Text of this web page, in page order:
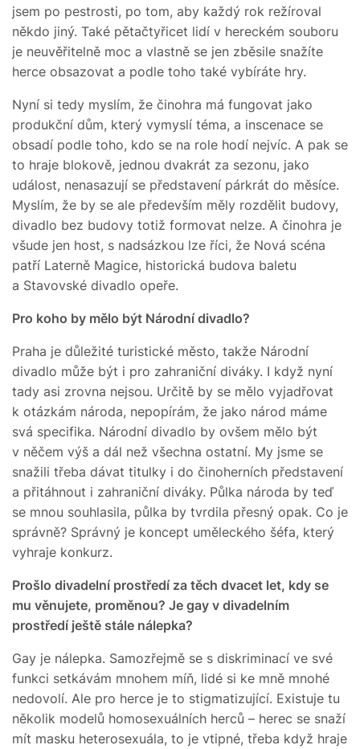
jsem po pestrosti, po tom, aby každý rok režíroval
někdo jiný. Také pětačtyřicet lidí v hereckém souboru
je neuvěřitelně moc a vlastně se jen zběsile snažíte
herce obsazovat a podle toho také vybíráte hry.
Nyní si tedy myslím, že činohra má fungovat jako
produkční dům, který vymyslí téma, a inscenace se
obsadí podle toho, kdo se na role hodí nejvíc. A pak se
to hraje blokově, jednou dvakrát za sezonu, jako
událost, nenasazují se představení párkrát do měsíce.
Myslím, že by se ale především měly rozdělit budovy,
divadlo bez budovy totiž formovat nelze. A činohra je
všude jen host, s nadsázkou lze říci, že Nová scéna
patří Laterně Magice, historická budova baletu
a Stavovské divadlo opeře.
Pro koho by mělo být Národní divadlo?
Praha je důležité turistické město, takže Národní
divadlo může být i pro zahraniční diváky. I když nyní
tady asi zrovna nejsou. Určitě by se mělo vyjadřovat
k otázkám národa, nepopírám, že jako národ máme
svá specifika. Národní divadlo by ovšem mělo být
v něčem výš a dál než všechna ostatní. My jsme se
snažili třeba dávat titulky i do činoherních představení
a přitáhnout i zahraniční diváky. Půlka národa by teď
se mnou souhlasila, půlka by tvrdila přesný opak. Co je
správně? Správný je koncept uměleckého šéfa, který
vyhraje konkurz.
Prošlo divadelní prostředí za těch dvacet let, kdy se
mu věnujete, proměnou? Je gay v divadelním
prostředí ještě stále nálepka?
Gay je nálepka. Samozřejmě se s diskriminací ve své
funkci setkávám mnohem míň, lidé si ke mně mnohé
nedovolí. Ale pro herce je to stigmatizující. Existuje tu
několik modelů homosexuálních herců – herec se snaží
mít masku heterosexuála, to je vtipné, třeba když hraje